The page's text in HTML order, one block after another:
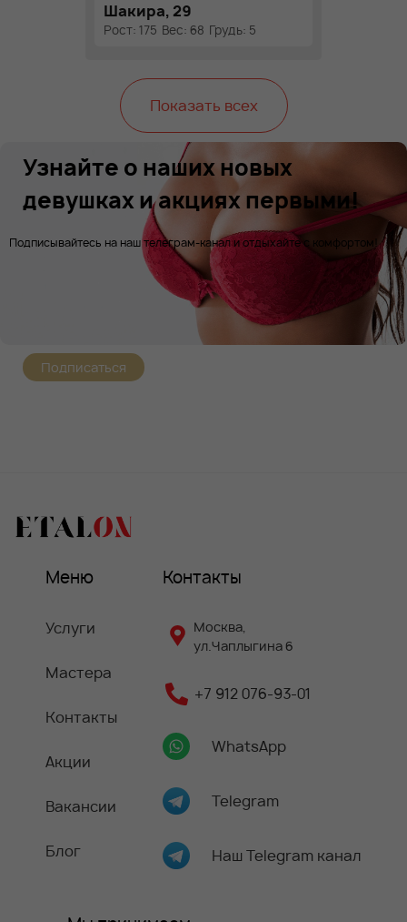
Шакира, 29
Рост: 175 Вес: 68 Грудь: 5
Показать всех
Узнайте о наших новых
девушках и акциях первыми!
Подписывайтесь на наш телеграм-канал и отдыхайте с комфортом!
Подписаться
Меню
Услуги
Мастера
Контакты
Акции
Вакансии
Блог
Контакты
Москва,
ул.Чаплыгина 6
+7 912 076-93-01
WhatsApp
Telegram
Наш Telegram канал